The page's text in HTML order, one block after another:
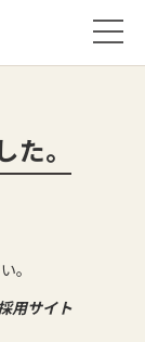
。
。
用サイト